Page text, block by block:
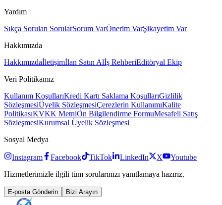
Yardım
Sıkça Sorulan SorularSorum VarÖnerim VarŞikayetim Var
Hakkımızda
Hakkımızdaİletişimİlan Satın Alİş RehberiEditöryal Ekip
Veri Politikamız
Kullanım KoşullarıKredi Kartı Saklama KoşullarıGizlilik
SözleşmesiÜyelik SözleşmesiÇerezlerin KullanımıKalite
PolitikasıKVKK MetniÖn Bilgilendirme FormuMesafeli Satış
SözleşmesiKurumsal Üyelik Sözleşmesi
Sosyal Medya
Instagram Facebook TikTok LinkedIn X
Youtube
Hizmetlerimizle ilgili tüm sorularınızı yanıtlamaya hazırız.
E-posta Gönderin Bizi Arayın